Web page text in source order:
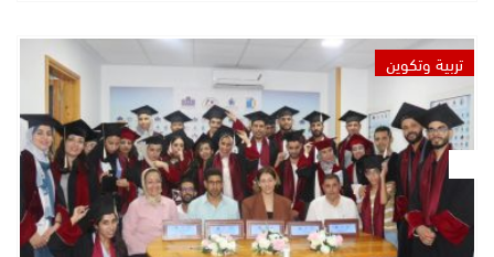
تربية وتكوين